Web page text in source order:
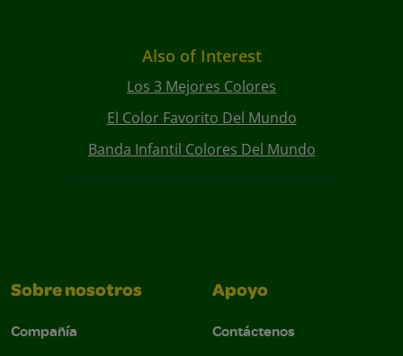
Also of Interest
Los 3 Mejores Colores
El Color Favorito Del Mundo
Banda Infantil Colores Del Mundo
Sobre nosotros
Compañía
Apoyo
Contáctenos